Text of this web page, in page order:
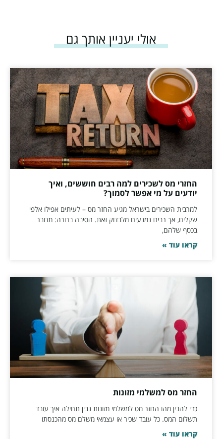
אולי יעניין אותך גם
החזרי מס לשכירים למה רבים חוששים, ואיך
יודעים על מי אפשר לסמוך?
למרבית השכירים בישראל מגיע החזר מס – לעיתים אפילו אלפי
שקלים, אך רבים נמנעים מלבדוק זאת. הסיבה ברורה: מדובר
בכסף שלהם,
קראו עוד »
החזר מס למשלמי מזונות
כדי להבין מהו החזר מס למשלמי מזונות נבין תחילה איך עובד
תשלום המס. כל עובד שכיר או עצמאי משלם מס מהכנסתו
קראו עוד »